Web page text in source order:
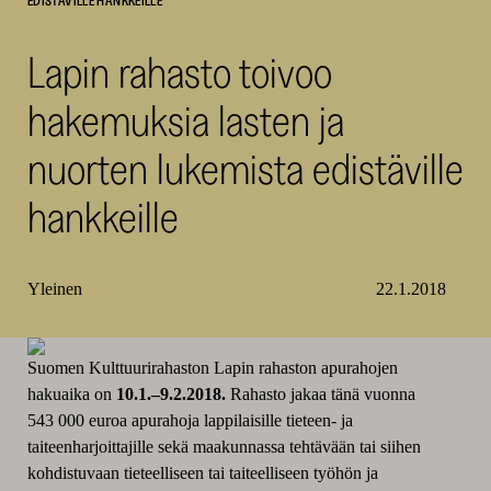
Lapin rahasto toivoo
hakemuksia lasten ja
nuorten lukemista edistäville
hankkeille
Yleinen 22.1.2018
Suomen Kulttuurirahaston Lapin rahaston apurahojen
hakuaika on 10.1.–9.2.2018. Rahasto jakaa tänä vuonna
543 000 euroa apurahoja lappilaisille tieteen- ja
taiteenharjoittajille sekä maakunnassa tehtävään tai siihen
kohdistuvaan tieteelliseen tai taiteelliseen työhön ja